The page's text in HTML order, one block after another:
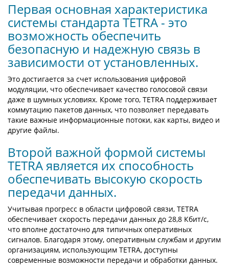
Первая основная характеристика
системы стандарта TETRA - это
возможность обеспечить
безопасную и надежную связь в
зависимости от установленных.
Это достигается за счет использования цифровой
модуляции, что обеспечивает качество голосовой связи
даже в шумных условиях. Кроме того, TETRA поддерживает
коммутацию пакетов данных, что позволяет передавать
такие важные информационные потоки, как карты, видео и
другие файлы.
Второй важной формой системы
TETRA является их способность
обеспечивать высокую скорость
передачи данных.
Учитывая прогресс в области цифровой связи, TETRA
обеспечивает скорость передачи данных до 28,8 Кбит/с,
что вполне достаточно для типичных оперативных
сигналов. Благодаря этому, оперативным службам и другим
организациям, использующим TETRA, доступны
современные возможности передачи и обработки данных.